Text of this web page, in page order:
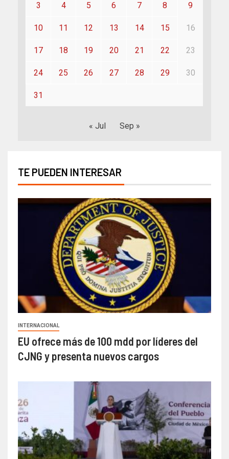
3 4 5 6 7 8 9
10 11 12 13 14 15 16
17 18 19 20 21 22 23
24 25 26 27 28 29 30
31
« Jul Sep »
TE PUEDEN INTERESAR
INTERNACIONAL
EU ofrece más de 100 mdd por líderes del
CJNG y presenta nuevos cargos